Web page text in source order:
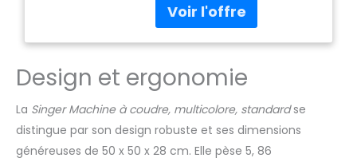
Design et ergonomie
La Singer Machine à coudre, multicolore, standardse
distingue par son design robuste et ses dimensions
généreuses de 50 x 50 x 28 cm. Elle pèse 5, 86